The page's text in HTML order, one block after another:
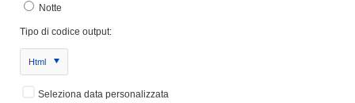
Notte
Tipo di codice output:
Html
Seleziona data personalizzata